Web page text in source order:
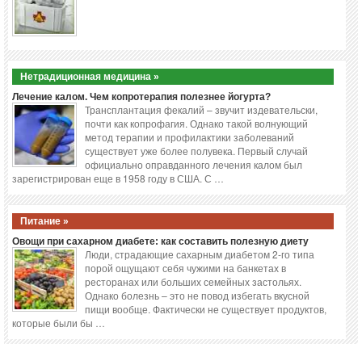
Нетрадиционная медицина »
Лечение калом. Чем копротерапия полезнее йогурта?
Трансплантация фекалий – звучит издевательски,
почти как копрофагия. Однако такой волнующий
метод терапии и профилактики заболеваний
существует уже более полувека. Первый случай
официально оправданного лечения калом был
зарегистрирован еще в 1958 году в США. С …
Питание »
Овощи при сахарном диабете: как составить полезную диету
Люди, страдающие сахарным диабетом 2-го типа
порой ощущают себя чужими на банкетах в
ресторанах или больших семейных застольях.
Однако болезнь – это не повод избегать вкусной
пищи вообще. Фактически не существует продуктов,
которые были бы …